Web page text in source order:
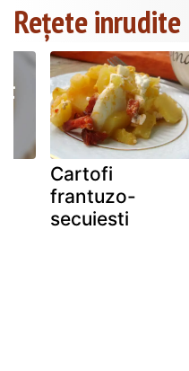
Rețete inrudite
Cartofi
frantuzo-
secuiesti